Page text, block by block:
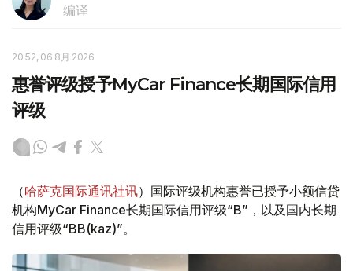
编译
20:52, 06 8月 2026
惠誉评级授予MyCar Finance长期国际信用
评级
（哈萨克国际通讯社讯）国际评级机构惠誉已授予小额信贷
机构MyCar Finance长期国际信用评级“B”，以及国内长期
信用评级“BB(kaz)”。